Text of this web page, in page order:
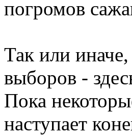
погромов
Так или
выборов -
Пока
наступает